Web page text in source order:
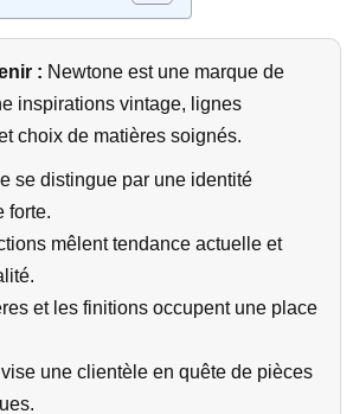
: Newtone est une marque de
inspirations vintage, lignes
choix de matières soignés.
se distingue par une identité
forte.
mêlent tendance actuelle et
et les finitions occupent une place
une clientèle en quête de pièces